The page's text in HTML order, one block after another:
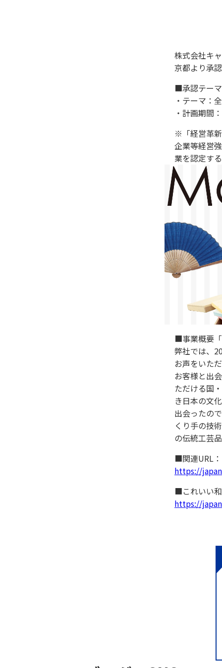
株式会社キ
京都より承
■承認テー
・テーマ：
・計画期間
※「経営革
企業等経営
業を認定す
■事業概要
弊社では、
お声をいた
お客様と出
ただける国
き日本の文
出会ったの
くり手の技
の伝統工芸
■関連URL
https://
■これいい
https://